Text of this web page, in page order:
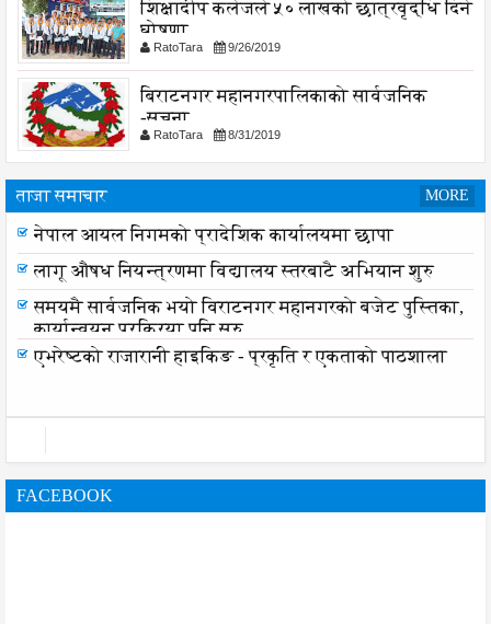
शिक्षादीप कलेजले ५० लाखको छात्रवृद्धि दिने
घोषणा
RatoTara 9/26/2019
बिराटनगर महानगरपालिकाको सार्वजनिक
-सुचना
RatoTara 8/31/2019
ताजा समाचार MORE
नेपाल आयल निगमको प्रादेशिक कार्यालयमा छापा
लागू औषध नियन्त्रणमा विद्यालय स्तरबाटै अभियान शुरु
समयमै सार्वजनिक भयो विराटनगर महानगरको बजेट पुस्तिका,
कार्यान्वयन प्रक्रिया पनि सुरु
एभरेष्टको राजारानी हाइकिङ - प्रकृति र एकताको पाठशाला
FACEBOOK